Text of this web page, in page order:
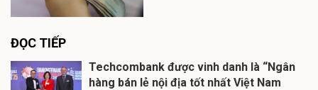
ĐỌC TIẾP
Techcombank được vinh danh là “Ngân
hàng bán lẻ nội địa tốt nhất Việt Nam